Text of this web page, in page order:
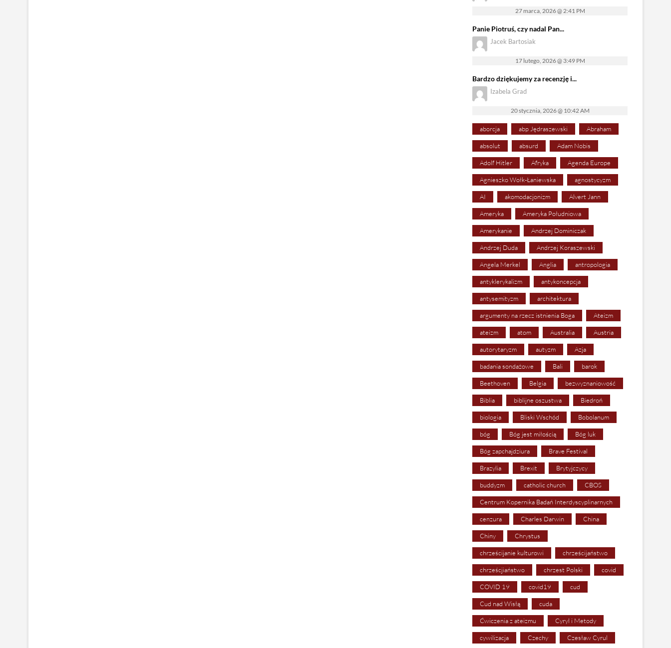
27 marca, 2026 @ 2:41 PM
Panie Piotruś, czy nadal Pan...
Jacek Bartosiak
17 lutego, 2026 @ 3:49 PM
Bardzo dziękujemy za recenzję i...
Izabela Grad
20 stycznia, 2026 @ 10:42 AM
aborcja abp Jędraszewski Abraham
absolut absurd Adam Nobis
Adolf Hitler Afryka Agenda Europe
Agnieszko Wołk-Łaniewska agnostycyzm
AI akomodacjonizm Alvert Jann
Ameryka Ameryka Południowa
Amerykanie Andrzej Dominiczak
Andrzej Duda Andrzej Koraszewski
Angela Merkel Anglia antropologia
antyklerykalizm antykoncepcja
antysemityzm architektura
argumenty na rzecz istnienia Boga Ateizm
ateizm atom Australia Austria
autorytaryzm autyzm Azja
badania sondażowe Bali barok
Beethoven Belgia bezwyznaniowość
Biblia biblijne oszustwa Biedroń
biologia Bliski Wschód Bobolanum
bóg Bóg jest miłością Bóg luk
Bóg zapchajdziura Brave Festival
Brazylia Brexit Brytyjczycy
buddyzm catholic church CBOS
Centrum Kopernika Badań Interdyscyplinarnych
cenzura Charles Darwin China
Chiny Chrystus
chrześcijanie kulturowi chrześcijaństwo
chrześcjiaństwo chrzest Polski covid
COVID 19 covid19 cud
Cud nad Wisłą cuda
Ćwiczenia z ateizmu Cyryl i Metody
cywilizacja Czechy Czesław Cyrul